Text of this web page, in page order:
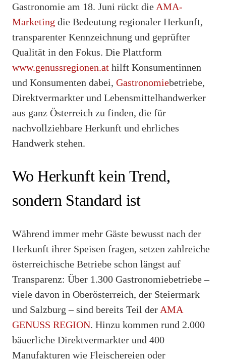
Gastronomie am 18. Juni rückt die AMA-
Marketing die Bedeutung regionaler Herkunft,
transparenter Kennzeichnung und geprüfter
Qualität in den Fokus. Die Plattform
www.genussregionen.at hilft Konsumentinnen
und Konsumenten dabei, Gastronomiebetriebe,
Direktvermarkter und Lebensmittelhandwerker
aus ganz Österreich zu finden, die für
nachvollziehbare Herkunft und ehrliches
Handwerk stehen.
Wo Herkunft kein Trend,
sondern Standard ist
Während immer mehr Gäste bewusst nach der
Herkunft ihrer Speisen fragen, setzen zahlreiche
österreichische Betriebe schon längst auf
Transparenz: Über 1.300 Gastronomiebetriebe –
viele davon in Oberösterreich, der Steiermark
und Salzburg – sind bereits Teil der AMA
GENUSS REGION. Hinzu kommen rund 2.000
bäuerliche Direktvermarkter und 400
Manufakturen wie Fleischereien oder